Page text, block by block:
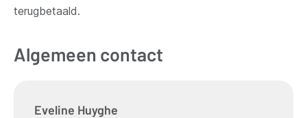
terugbetaald.
Algemeen contact
Eveline Huyghe